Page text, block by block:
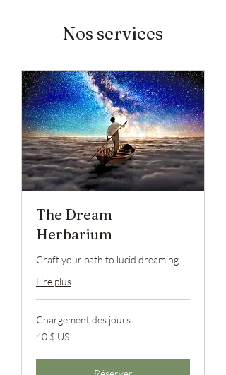
Nos services
The Dream
Herbarium
Craft your path to lucid dreaming.
Lire plus
Chargement des jours...
40 dollars
des
40 $ US